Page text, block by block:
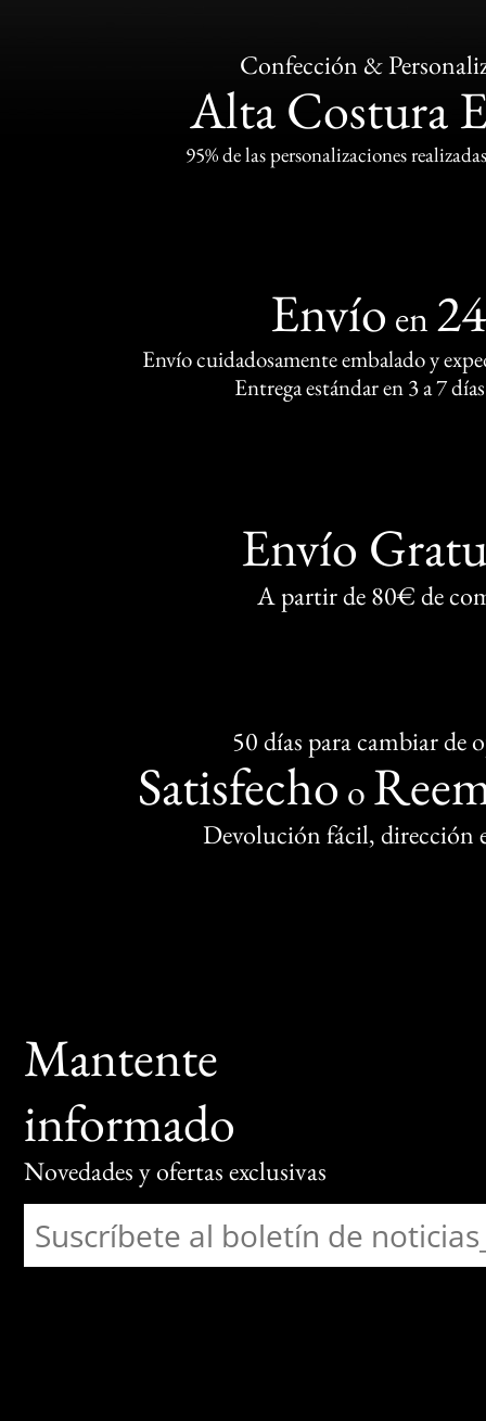
Confección &
Alta Costura
95% de las personalizaciones
Envío en
Envío cuidadosamente embalado y
Entrega estándar en 3 a 7
Envío
A partir de 80€ de
50 días para cambiar de
Satisfecho o
Devolución fácil, dirección
Mantente
informado
Novedades y ofertas exclusivas